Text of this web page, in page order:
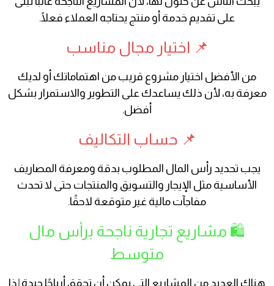
على تقديم خدمة أو منتج يحتاجه العملاء فعلًا.
📌 اختيار مجال مناسب
من الأفضل اختيار مشروع قريب من اهتماماتك أو لديك
معرفة به، لأن ذلك يساعدك على التطوير والاستمرار بشكل
أفضل.
📌 حساب التكاليف
يجب تحديد رأس المال المطلوب بدقة ومعرفة المصاريف
الأساسية مثل الإيجار والتسويق والمنتجات حتى لا تحدث
مفاجآت مالية غير متوقعة لاحقًا.
🛍️ مشاريع تجارية ناجحة برأس مال
متوسط
هناك العديد من المشاريع التي يمكن أن تحقق أرباحًا جيدة إذا